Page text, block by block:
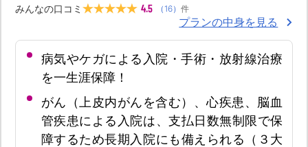
みんなの口コミ 4.5 （ 16） 件
プランの中身を見る
病気やケガによる入院・手術・放射線治療
を一生涯保障！
がん（上皮内がんを含む）、心疾患、脳血
管疾患による入院は、支払日数無制限で保
障するため長期入院にも備えられる（３大